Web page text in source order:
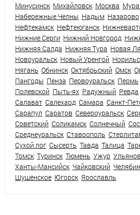
Минусинск Михайловск Москва
Набережные Челны Надым Назарово
Нефтекамск Нефтеюганск
Нижние Серги Нижний Новгород
Нижняя Салда Нижняя Тура Новая
Новоуральск Новый Уренгой
Нягань Обнинск Октябрьский Омск
Пангоды Пенза Первоуральск Пермь
Полевской Пыть-ях Радужный Ревда
Салават Салехард Самара Санкт-
Сарапул Саратов Североуральск
Советский Соликамск Солнечный
Среднеуральск Ставрополь
Сухой лог Сысерть Тавда Талица
Томск Туринск Тюмень Ужур
Ханты-Мансийск Чайковский
Шушенское Югорск Ярославль